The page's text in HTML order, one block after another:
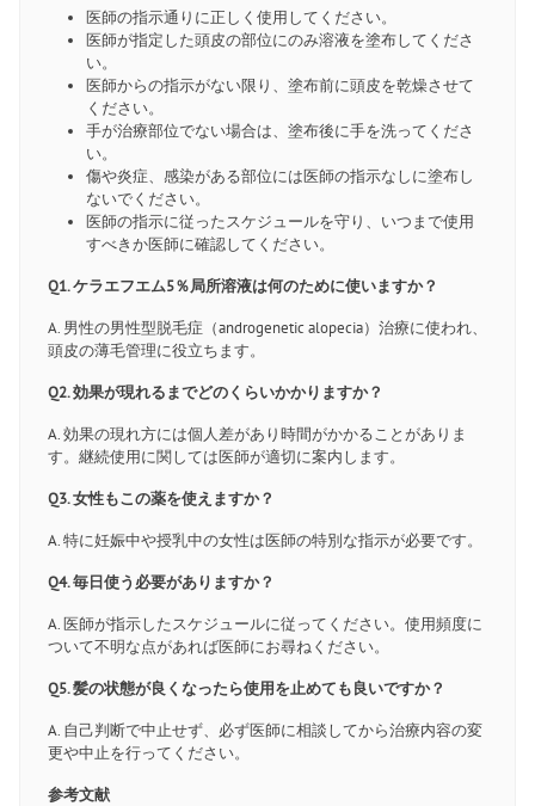
医師の指示通りに正しく使用してください。
医師が指定した頭皮の部位にのみ溶液を塗布してくださ
い。
医師からの指示がない限り、塗布前に頭皮を乾燥させて
ください。
手が治療部位でない場合は、塗布後に手を洗ってくださ
い。
傷や炎症、感染がある部位には医師の指示なしに塗布し
ないでください。
医師の指示に従ったスケジュールを守り、いつまで使用
すべきか医師に確認してください。
Q1. ケラエフエム5％局所溶液は何のために使いますか？
A. 男性の男性型脱毛症（androgenetic alopecia）治療に使われ、
頭皮の薄毛管理に役立ちます。
Q2. 効果が現れるまでどのくらいかかりますか？
A. 効果の現れ方には個人差があり時間がかかることがありま
す。継続使用に関しては医師が適切に案内します。
Q3. 女性もこの薬を使えますか？
A. 特に妊娠中や授乳中の女性は医師の特別な指示が必要です。
Q4. 毎日使う必要がありますか？
A. 医師が指示したスケジュールに従ってください。使用頻度に
ついて不明な点があれば医師にお尋ねください。
Q5. 髪の状態が良くなったら使用を止めても良いですか？
A. 自己判断で中止せず、必ず医師に相談してから治療内容の変
更や中止を行ってください。
参考文献